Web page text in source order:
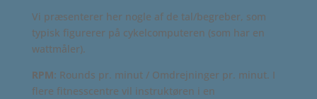
Vi præsenterer her nogle af de tal/begreber, som
typisk figurerer på cykelcomputeren (som har en
wattmåler).
RPM: Rounds pr. minut / Omdrejninger pr. minut. I
flere fitnesscentre vil instruktøren i en